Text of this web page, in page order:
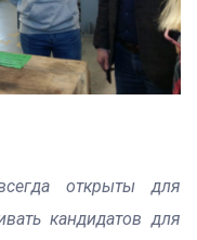
открыты для
кандидатов для